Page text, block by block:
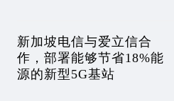
新加坡电信与爱立信合
作，部署能够节省18%能
源的新型5G基站